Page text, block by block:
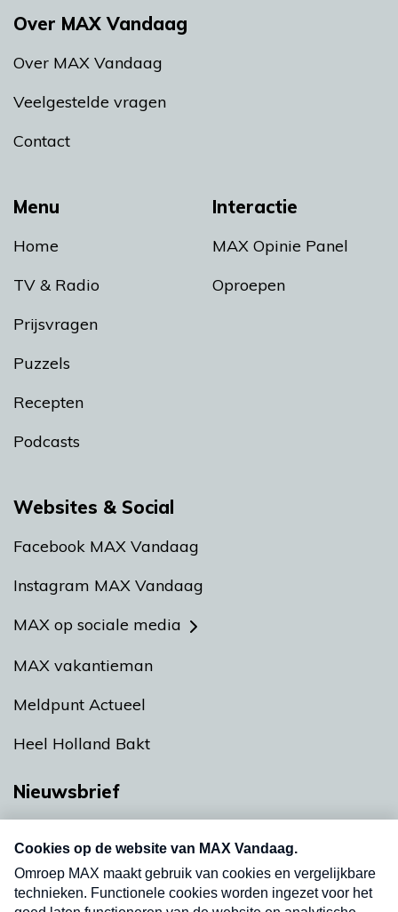
Menu
Home
TV & Radio
Prijsvragen
Puzzels
Recepten
Podcasts
Interactie
MAX Opinie Panel
Oproepen
Over MAX Vandaag
Over MAX Vandaag
Veelgestelde vragen
Contact
Websites & Social
Facebook MAX Vandaag
Instagram MAX Vandaag
MAX op sociale media
MAX vakantieman
Meldpunt Actueel
Heel Holland Bakt
Nieuwsbrief
nieuwsbrief. Elke vrijdag- en dinsdagochtend in
uw mailbox.